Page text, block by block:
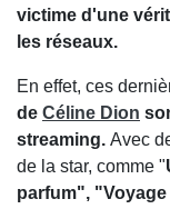
victime d'une
les réseaux.
En effet, ces
de Céline Dion
streaming. Avec
de la star, comme "
parfum",